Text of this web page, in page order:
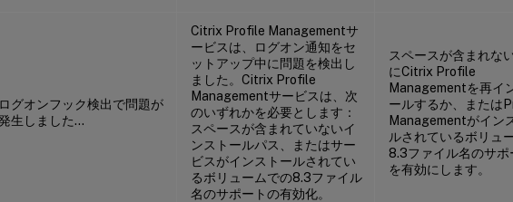
ログオンフック検出で問題が
生しました…
Citrix Profile Managementサ
ービスは、ログオン通知をセ
ットアップ中に問題を検出し
ました。Citrix Profile
Managementサービスは、次
のいずれかを必要とします：
スペースが含まれていないイ
ンストールパス、またはサー
ビスがインストールされてい
るボリュームでの8.3ファイル
名のサポートの有効化。
スペースが含まれな
にCitrix Profile
Managementを再イ
ールするか、または
Managementがイン
ルされているボリュ
8.3ファイル名のサポ
を有効にします。